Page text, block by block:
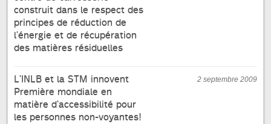
construit dans le respect des
principes de réduction de
l’énergie et de récupération
des matières résiduelles
2 septembre 2009
L’INLB et la STM innovent
Première mondiale en
matière d’accessibilité pour
les personnes non-voyantes!